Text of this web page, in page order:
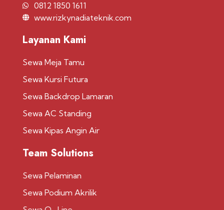
0812 1850 1611
www.rizkynadiateknik.com
Layanan Kami
Sewa Meja Tamu
Sewa Kursi Futura
Sewa Backdrop Lamaran
Sewa AC Standing
Sewa Kipas Angin Air
Team Solutions
Sewa Pelaminan
Sewa Podium Akrilik